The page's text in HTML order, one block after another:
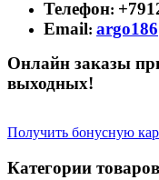
Телефон:
Email:
Онлайн заказы
выходных!
Получить бонусную
Категории товаров